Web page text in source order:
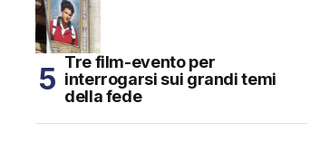
Tre film-evento per
interrogarsi sui grandi temi
della fede